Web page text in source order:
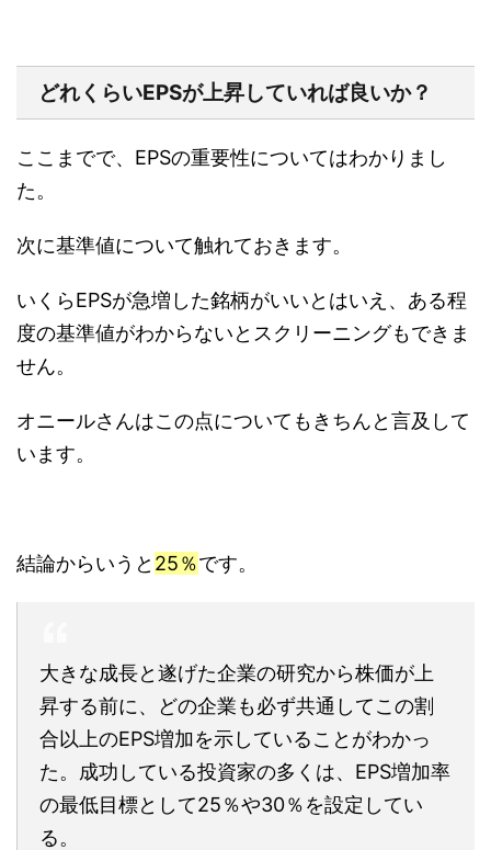
どれくらいEPSが上昇していれば良いか？
ここまでで、EPSの重要性についてはわかりまし
た。
次に基準値について触れておきます。
いくらEPSが急増した銘柄がいいとはいえ、ある程
度の基準値がわからないとスクリーニングもできま
せん。
オニールさんはこの点についてもきちんと言及して
います。
結論からいうと 25％です。
大きな成長と遂げた企業の研究から株価が上
昇する前に、どの企業も必ず共通してこの割
合以上のEPS増加を示していることがわかっ
た。成功している投資家の多くは、EPS増加率
の最低目標として25％や30％を設定してい
る。